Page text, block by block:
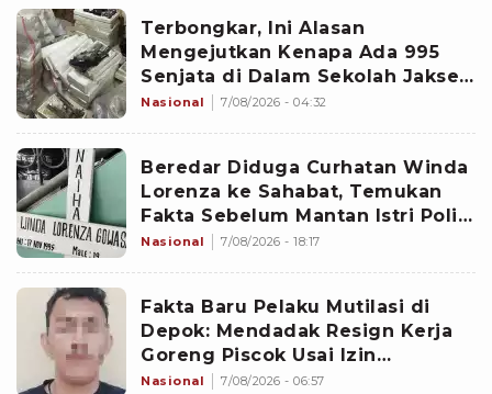
Terbongkar, Ini Alasan
Mengejutkan Kenapa Ada 995
Senjata di Dalam Sekolah Jaksel
Sejak 2020
Nasional 7/08/2026 - 04:32
Beredar Diduga Curhatan Winda
Lorenza ke Sahabat, Temukan
Fakta Sebelum Mantan Istri Polisi
di Medan Tewas
Nasional 7/08/2026 - 18:17
Fakta Baru Pelaku Mutilasi di
Depok: Mendadak Resign Kerja
Goreng Piscok Usai Izin
Interview di Mal
Nasional 7/08/2026 - 06:57